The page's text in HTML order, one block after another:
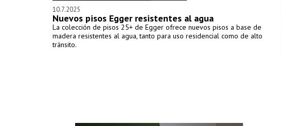
10.7.2025
Nuevos pisos Egger resistentes al agua
La colección de pisos 25+ de Egger ofrece nuevos pisos a base de
madera resistentes al agua, tanto para uso residencial como de alto
tránsito.